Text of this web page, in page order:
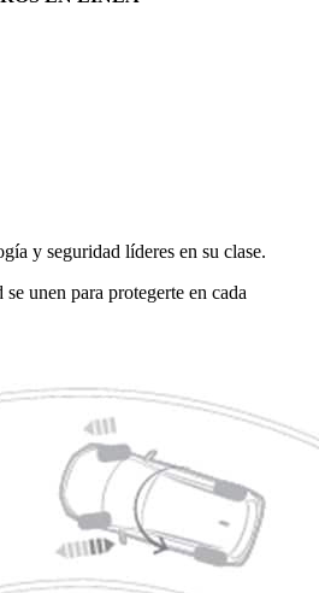
y seguridad líderes en su clase.
unen para protegerte en cada